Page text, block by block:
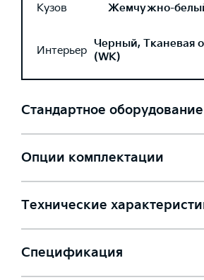
Кузов Жемчужно-
Интерьер Черный, Тканевая
(WK)
Стандартное оборудование
Опции комплектации
Технические
Спецификация